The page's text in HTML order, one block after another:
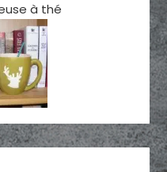
à thé